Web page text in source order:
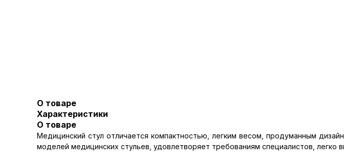
О товаре
Характеристики
О товаре
Медицинский стул отличается компактностью, легким весом, продуманным
моделей медицинских стульев, удовлетворяет требованиям специалистов, легко